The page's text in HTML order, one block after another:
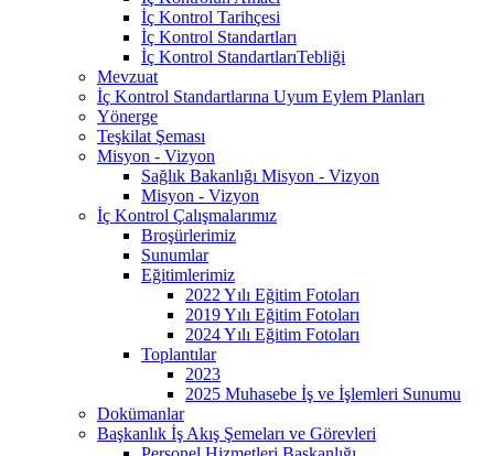
İç Kontrol Tarihçesi
İç Kontrol Standartları
İç Kontrol StandartlarıTebliği
Mevzuat
İç Kontrol Standartlarına Uyum Eylem Planları
Yönerge
Teşkilat Şeması
Misyon - Vizyon
Sağlık Bakanlığı Misyon - Vizyon
Misyon - Vizyon
İç Kontrol Çalışmalarımız
Broşürlerimiz
Sunumlar
Eğitimlerimiz
2022 Yılı Eğitim Fotoları
2019 Yılı Eğitim Fotoları
2024 Yılı Eğitim Fotoları
Toplantılar
2023
2025 Muhasebe İş ve İşlemleri Sunumu
Dokümanlar
Başkanlık İş Akış Şemeları ve Görevleri